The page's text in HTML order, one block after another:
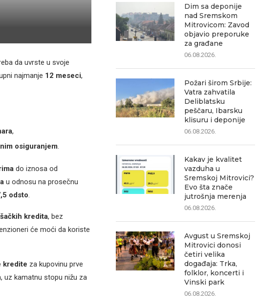
da uvrste u svoje
najmanje 12 meseci,
,
osiguranjem
do iznosa od
u odnosu na prosečnu
odsto
kredita, bez
će moći da koriste
kredite za kupovinu prve
uz kamatnu stopu nižu za
Dim sa deponije
nad Sremskom
Mitrovicom: Zavod
objavio preporuke
za građane
06.08.2026.
Požari širom Srbije:
Vatra zahvatila
Deliblatsku
peščaru, Ibarsku
klisuru i deponije
06.08.2026.
Kakav je kvalitet
vazduha u
Sremskoj Mitrovici?
Evo šta znače
jutrošnja merenja
06.08.2026.
Avgust u Sremskoj
Mitrovici donosi
četiri velika
događaja: Trka,
folklor, koncerti i
Vinski park
06.08.2026.